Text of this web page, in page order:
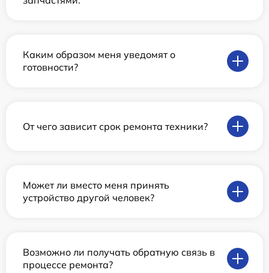
Каким образом меня уведомят о
готовности?
От чего зависит срок ремонта техники?
Может ли вместо меня принять
устройство другой человек?
Возможно ли получать обратную связь в
процессе ремонта?